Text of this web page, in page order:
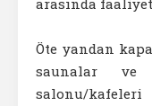
arasında
Öte yandan
saunalar ve
salonu/kafeleri